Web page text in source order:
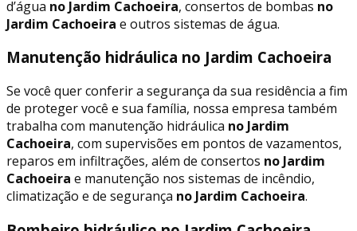
d’água no Jardim Cachoeira, consertos de bombas no
Jardim Cachoeira e outros sistemas de água.
Manutenção hidráulica no Jardim Cachoeira
Se você quer conferir a segurança da sua residência a fim
de proteger você e sua família, nossa empresa também
trabalha com manutenção hidráulica no Jardim
Cachoeira, com supervisões em pontos de vazamentos,
reparos em infiltrações, além de consertos no Jardim
Cachoeira e manutenção nos sistemas de incêndio,
climatização e de segurança no Jardim Cachoeira.